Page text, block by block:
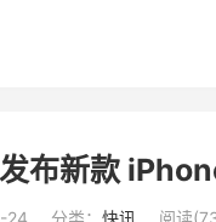
布新款
24 分类： 快讯 阅读(